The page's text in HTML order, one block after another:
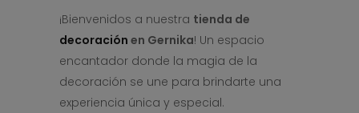
¡Bienvenidos a nuestra tienda de
decoración en Gernika! Un espacio
encantador donde la magia de la
decoración se une para brindarte una
experiencia única y especial.